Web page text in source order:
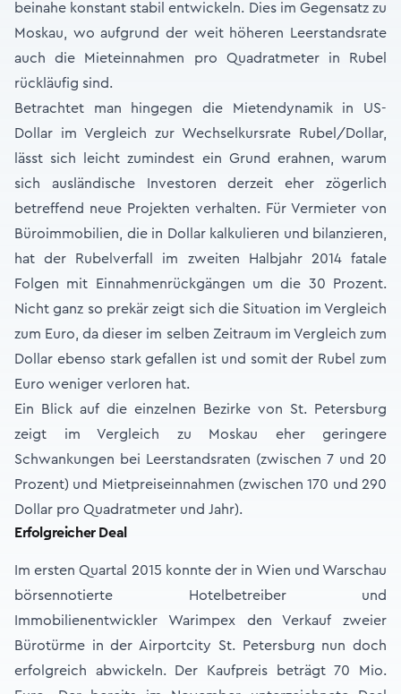
beinahe konstant stabil entwickeln. Dies im Gegensatz zu
Moskau, wo aufgrund der weit höheren Leerstandsrate
auch die Mieteinnahmen pro Quadratmeter in Rubel
rückläufig sind.
Betrachtet man hingegen die Mietendynamik in US-
Dollar im Vergleich zur Wechselkursrate Rubel/Dollar,
lässt sich leicht zumindest ein Grund erahnen, warum
sich ausländische Investoren derzeit eher zögerlich
betreffend neue Projekten verhalten. Für Vermieter von
Büroimmobilien, die in Dollar kalkulieren und bilanzieren,
hat der Rubelverfall im zweiten Halbjahr 2014 fatale
Folgen mit Einnahmenrückgängen um die 30 Prozent.
Nicht ganz so prekär zeigt sich die Situation im Vergleich
zum Euro, da dieser im selben Zeitraum im Vergleich zum
Dollar ebenso stark gefallen ist und somit der Rubel zum
Euro weniger verloren hat.
Ein Blick auf die einzelnen Bezirke von St. Petersburg
zeigt im Vergleich zu Moskau eher geringere
Schwankungen bei Leerstandsraten (zwischen 7 und 20
Prozent) und Mietpreiseinnahmen (zwischen 170 und 290
Dollar pro Quadratmeter und Jahr).
Erfolgreicher Deal
Im ersten Quartal 2015 konnte der in Wien und Warschau
börsennotierte Hotelbetreiber und
Immobilienentwickler Warimpex den Verkauf zweier
Bürotürme in der Airportcity St. Petersburg nun doch
erfolgreich abwickeln. Der Kaufpreis beträgt 70 Mio.